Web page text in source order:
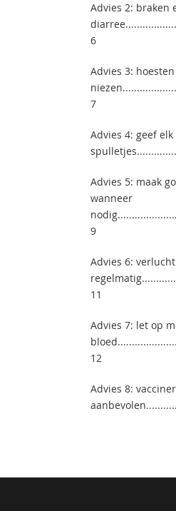
Advies 2: braken
6
Advies 3:
7
Advies 4: geef
Advies 5: maak
wanneer
9
Advies 6:
11
Advies 7: let op
12
Advies 8: